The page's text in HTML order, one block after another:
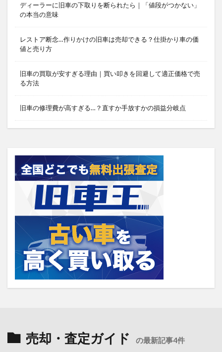
ディーラーに旧車の下取りを断られたら｜「値段がつかない」
の本当の意味
レストア断念…作りかけの旧車は売却できる？仕掛かり車の価
値と売り方
旧車の買取が安すぎる理由｜買い叩きを回避して適正価格で売
る方法
旧車の修理費が高すぎる…？直すか手放すかの損益分岐点
売却・査定ガイド の最新記事4件